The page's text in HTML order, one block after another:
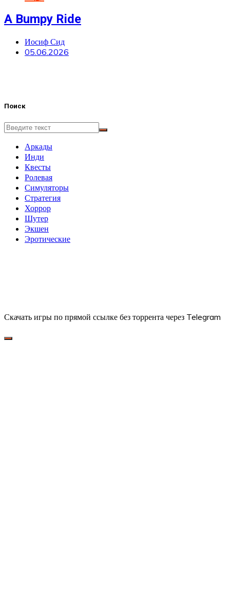
A Bumpy Ride
Иосиф Сид
05.06.2026
Поиск
Аркады
Инди
Квесты
Ролевая
Симуляторы
Стратегия
Хоррор
Шутер
Экшен
Эротические
Скачать игры по прямой ссылке без торрента через Telegram